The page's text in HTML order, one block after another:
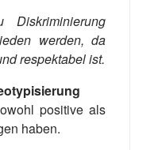
Diskriminierung
werden, da
respektabel ist.
positive als
haben.